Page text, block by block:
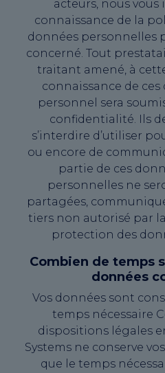
acteurs, nous
connaissance de la
données personnelles
concerné. Tout
traitant amené, à
connaissance de
personnel sera
confidentialité. Ils
s’interdire d’utiliser
ou encore de
partie de ces
personnelles ne
partagées,
tiers non autorisé par
protection des
Combien de temps
données
Vos données sont
temps nécessaire
dispositions légales
Systems ne conserve
que le temps